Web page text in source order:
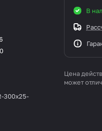
300x25-
В
Цена
может